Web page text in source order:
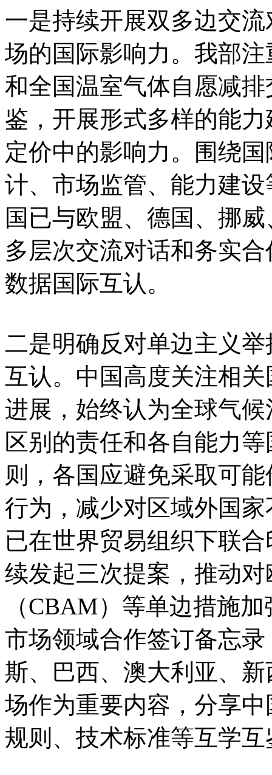
一是持续开展双多边交
场的国际影响力。我部
和全国温室气体自愿减
鉴，开展形式多样的能
定价中的影响力。围绕
计、市场监管、能力建
国已与欧盟、德国、挪
多层次交流对话和务实
数据国际互认。
二是明确反对单边主义
互认。中国高度关注相
进展，始终认为全球气
区别的责任和各自能力
则，各国应避免采取可
行为，减少对区域外国
已在世界贸易组织下联
续发起三次提案，推动
（CBAM）等单边措施
市场领域合作签订备忘
斯、巴西、澳大利亚、
场作为重要内容，分享
规则、技术标准等互学互